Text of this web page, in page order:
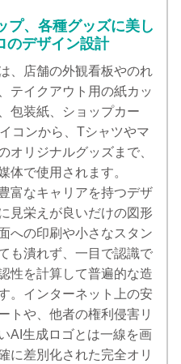
プ、各種グッズに美し
のデザイン設計
、店舗の外観看板やのれ
テイクアウト用の紙カッ
包装紙、ショップカー
コンから、Tシャツやマ
オリジナルグッズまで、
体で使用されます。
富なキャリアを持つデザ
見栄えが良いだけの図形
への印刷や小さなスタン
も潰れず、一目で認識で
性を計算して普遍的な造
。インターネット上の安
トや、他者の権利侵害リ
AI生成ロゴとは一線を画
に差別化された完全オリ